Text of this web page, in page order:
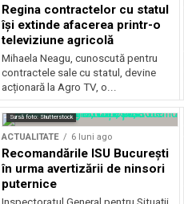
Regina contractelor cu statul
își extinde afacerea printr-o
televiziune agricolă
Mihaela Neagu, cunoscută pentru
contractele sale cu statul, devine
acționară la Agro TV, o...
Sursă foto: Shutterstock
ACTUALITATE 6 luni ago
Recomandările ISU București
în urma avertizării de ninsori
puternice